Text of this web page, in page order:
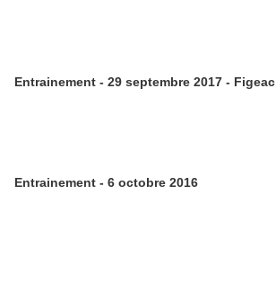
Entrainement - 29 septembre 2017 - Figeac
Entrainement - 6 octobre 2016